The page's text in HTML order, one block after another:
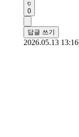
0
답글 쓰기
2026.05.13 13:16